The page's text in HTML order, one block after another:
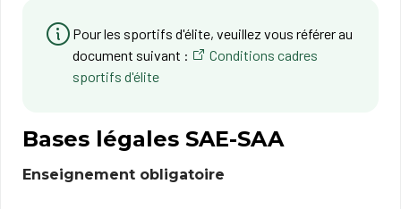
Pour les sportifs d'élite, veuillez vous référer au
document suivant :
Conditions cadres
sportifs d'élite
Bases légales SAE-SAA
Enseignement obligatoire